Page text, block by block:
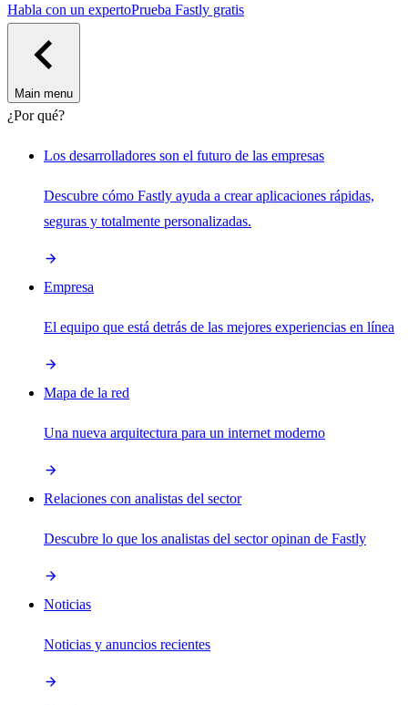
Habla con un expertoPrueba Fastly gratis
Main menu
¿Por qué?
Los desarrolladores son el futuro de las empresas
Descubre cómo Fastly ayuda a crear aplicaciones rápidas,
seguras y totalmente personalizadas.
Empresa
El equipo que está detrás de las mejores experiencias en línea
Mapa de la red
Una nueva arquitectura para un internet moderno
Relaciones con analistas del sector
Descubre lo que los analistas del sector opinan de Fastly
Noticias
Noticias y anuncios recientes